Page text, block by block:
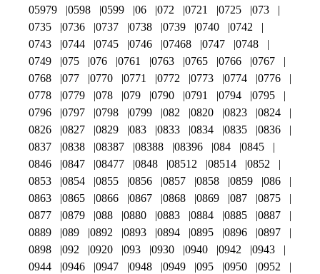
05979
0598 0599 06 072 0721 0725
073
0735
0736 0737 0738 0739 0740
0742
0743
0744 0745 0746 07468 0747
0748
0749
075 076 0761 0763 0765 0766
0767
0768
077 0770 0771 0772 0773 0774
0776
0778
0779 078 079 0790 0791 0794
0795
0796
0797 0798 0799 082 0820 0823
0824
0826
0827 0829 083 0833 0834 0835
0836
0837
0838 08387 08388 08396 084
0845
0846
0847 08477 0848 08512 08514
0852
0853
0854 0855 0856 0857 0858 0859
086
0863
0865 0866 0867 0868 0869 087
0875
0877
0879 088 0880 0883 0884 0885
0887
0889
089 0892 0893 0894 0895 0896
0897
0898
092 0920 093 0930 0940 0942
0943
0944
0946 0947 0948 0949 095 0950
0952